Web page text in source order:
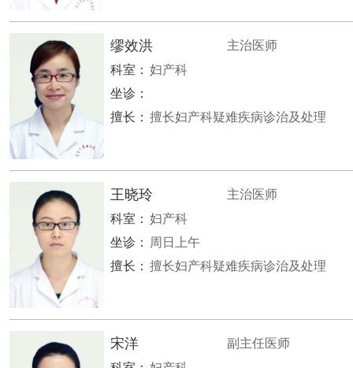
缪效洪
主治医师
科室： 妇产科
坐诊：
擅长： 擅长妇产科疑难疾病诊治及处理
王晓玲
主治医师
科室： 妇产科
坐诊：
周日上午
擅长： 擅长妇产科疑难疾病诊治及处理
宋洋
副主任医师